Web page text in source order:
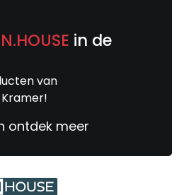
in de
van
Kramer!
ontdek meer